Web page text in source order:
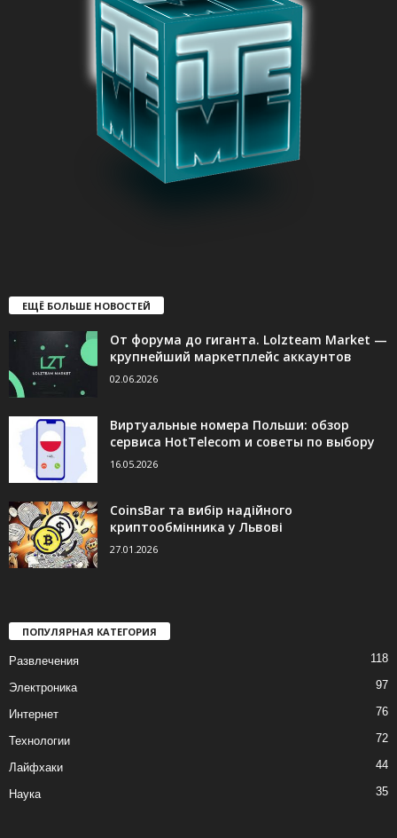
ЕЩЁ БОЛЬШЕ НОВОСТЕЙ
От форума до гиганта. Lolzteam Market —
крупнейший маркетплейс аккаунтов
02.06.2026
Виртуальные номера Польши: обзор
сервиса HotTelecom и советы по выбору
16.05.2026
CoinsBar та вибір надійного
криптообмінника у Львові
27.01.2026
ПОПУЛЯРНАЯ КАТЕГОРИЯ
Развлечения 118
Электроника 97
Интернет 76
Технологии 72
Лайфхаки 44
Наука 35